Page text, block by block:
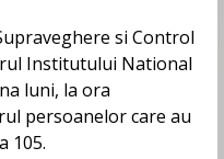
si Control
Institutului National
luni, la ora
persoanelor care au
105.